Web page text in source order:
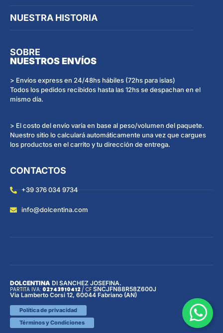
NUESTRA HISTORIA
SOBRE
NUESTROS ENVÍOS
> Envíos express en 24/48hs hábiles (72hs para islas)
Todos los pedidos recibidos hasta las 12hs se despachan en el
mismo día.
> El costo del envío varía en base al peso/volumen del paquete.
Nuestro sitio lo calculará automáticamente una vez que cargues
los productos en el carrito y tu dirección de entrega.
CONTACTOS
+39 376 034 9734
info@dolcentina.com
DOLCENTINA DI SANCHEZ JOSEFINA.
PARTITA IVA: 02743910412/ CF SNCJFN88R58Z600J
Via Lamberto Corsi 12, 60044 Fabriano (AN)
Política de privacidad
Términos y Condiciones